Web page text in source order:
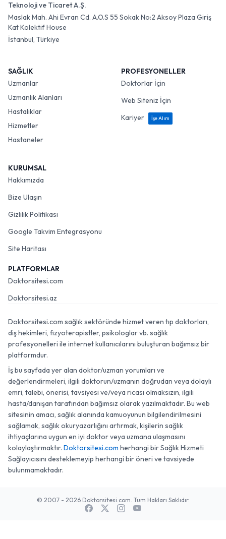
Teknoloji ve Ticaret A.Ş.
Maslak Mah. Ahi Evran Cd. A.O.S 55 Sokak No:2 Aksoy Plaza Giriş
Kat Kolektif House
İstanbul, Türkiye
SAĞLIK
Uzmanlar
Uzmanlık Alanları
Hastalıklar
Hizmetler
Hastaneler
PROFESYONELLER
Doktorlar İçin
Web Siteniz İçin
Kariyer
İşe Alım
KURUMSAL
Hakkımızda
Bize Ulaşın
Gizlilik Politikası
Google Takvim Entegrasyonu
Site Haritası
PLATFORMLAR
Doktorsitesi.com
Doktorsitesi.az
Doktorsitesi.com sağlık sektöründe hizmet veren tıp doktorları,
diş hekimleri, fizyoterapistler, psikologlar vb. sağlık
profesyonelleri ile internet kullanıcılarını buluşturan bağımsız bir
platformdur.
İş bu sayfada yer alan doktor/uzman yorumları ve
değerlendirmeleri, ilgili doktorun/uzmanın doğrudan veya dolaylı
emri, talebi, önerisi, tavsiyesi ve/veya ricası olmaksızın, ilgili
hasta/danışan tarafından bağımsız olarak yazılmaktadır. Bu web
sitesinin amacı, sağlık alanında kamuoyunun bilgilendirilmesini
sağlamak, sağlık okuryazarlığını artırmak, kişilerin sağlık
ihtiyaçlarına uygun en iyi doktor veya uzmana ulaşmasını
kolaylaştırmaktır. Doktorsitesi.com herhangi bir Sağlık Hizmeti
Sağlayıcısını desteklemeyip herhangi bir öneri ve tavsiyede
bulunmamaktadır.
© 2007 - 2026 Doktorsitesi.com. Tüm Hakları Saklıdır.